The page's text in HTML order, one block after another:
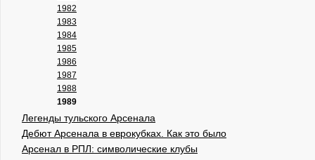
1982
1983
1984
1985
1986
1987
1988
1989
Легенды тульского Арсенала
Дебют Арсенала в еврокубках. Как это было
Арсенал в РПЛ: символические клубы